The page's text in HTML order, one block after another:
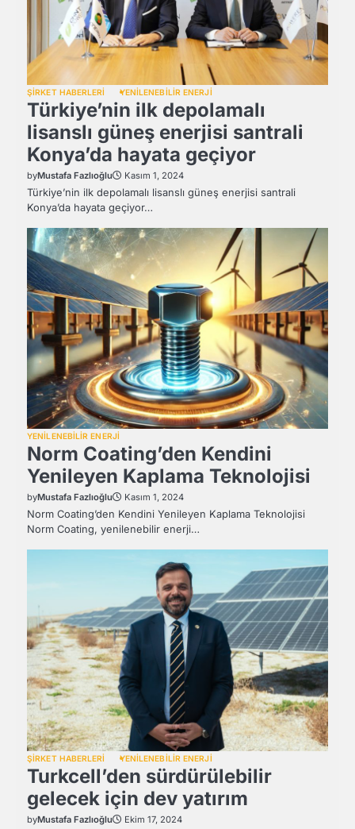
ŞİRKET HABERLERİ YENİLENEBİLİR ENERJİ
Türkiye’nin ilk depolamalı
lisanslı güneş enerjisi santrali
Konya’da hayata geçiyor
byMustafa Fazlıoğlu Kasım 1, 2024
Türkiye’nin ilk depolamalı lisanslı güneş enerjisi santrali
Konya’da hayata geçiyor…
YENİLENEBİLİR ENERJİ
Norm Coating’den Kendini
Yenileyen Kaplama Teknolojisi
byMustafa Fazlıoğlu Kasım 1, 2024
Norm Coating’den Kendini Yenileyen Kaplama Teknolojisi
Norm Coating, yenilenebilir enerji…
ŞİRKET HABERLERİ YENİLENEBİLİR ENERJİ
Turkcell’den sürdürülebilir
gelecek için dev yatırım
byMustafa Fazlıoğlu Ekim 17, 2024